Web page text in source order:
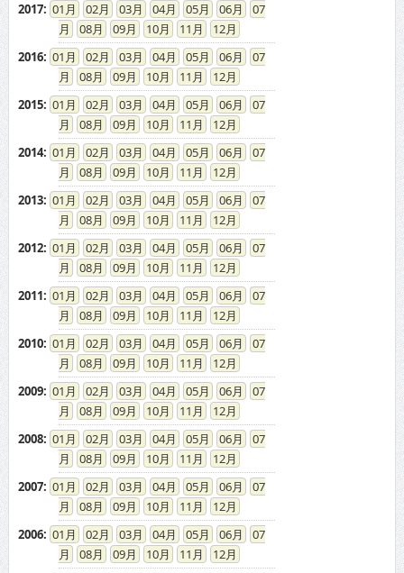
2017: 01 02 03 04 05 06
07
08
09 10 11
12
2016: 01 02 03 04 05 06
07
08
09 10 11
12
2015: 01 02 03 04 05 06
07
08
09 10 11
12
2014: 01 02 03 04 05 06
07
08
09 10 11
12
2013: 01 02 03 04 05 06
07
08
09 10 11
12
2012: 01 02 03 04 05 06
07
08
09 10 11
12
2011: 01 02 03 04 05 06
07
08
09 10 11
12
2010: 01 02 03 04 05 06
07
08
09 10 11
12
2009: 01 02 03 04 05 06
07
08
09 10 11
12
2008: 01 02 03 04 05 06
07
08
09 10 11
12
2007: 01 02 03 04 05 06
07
08
09 10 11
12
2006: 01 02 03 04 05 06
07
08
09 10 11
12